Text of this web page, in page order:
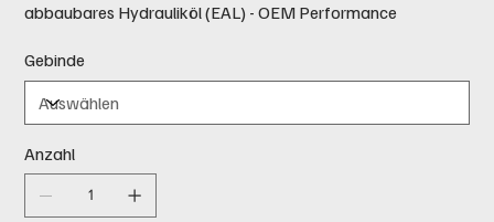
abbaubares Hydrauliköl (EAL) - OEM Performance
Gebinde
Anzahl